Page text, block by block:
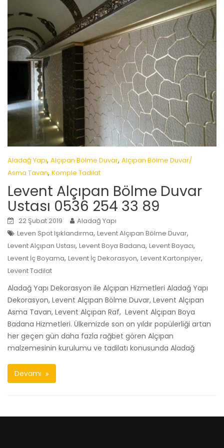
Aladağ Yapı, Alçıpan Bölme Duvar, Alçıpan Bölme Duvar/
Asma Tavan, Komple Tadilat
Levent Alçıpan Bölme Duvar
Ustası 0536 254 33 89
22 Şubat 2019
Aladağ Yapı
Leven Spot Işıklandırma, Levent Alçıpan Bölme Duvar,
Levent Alçıpan Ustası, Levent Boya Badana, Levent Boyacı,
Levent İç Boyama, Levent İç Dekorasyon, Levent Kartonpiyer,
Levent Tadilat
Aladağ Yapı Dekorasyon ile Alçıpan Hizmetleri Aladağ Yapı
Dekorasyon, Levent Alçıpan Bölme Duvar, Levent Alçıpan
Asma Tavan, Levent Alçıpan Raf, Levent Alçıpan Boya
Badana Hizmetleri. Ülkemizde son on yıldır popülerliği artan
her geçen gün daha fazla rağbet gören Alçıpan
malzemesinin kurulumu ve tadilatı konusunda Aladağ
Devamı